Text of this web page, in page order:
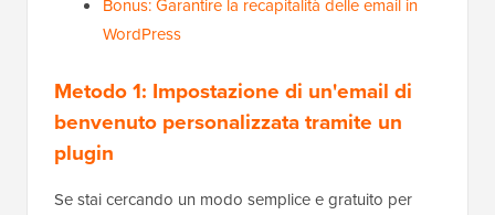
Bonus: Garantire la recapitalità delle email in
WordPress
Metodo 1: Impostazione di un'email di
benvenuto personalizzata tramite un
plugin
Se stai cercando un modo semplice e gratuito per